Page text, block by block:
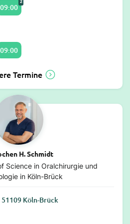
09:00
09:00
Termine
H. Schmidt
Science in Oralchirurgie und
in Köln-Brück
Köln-Brück